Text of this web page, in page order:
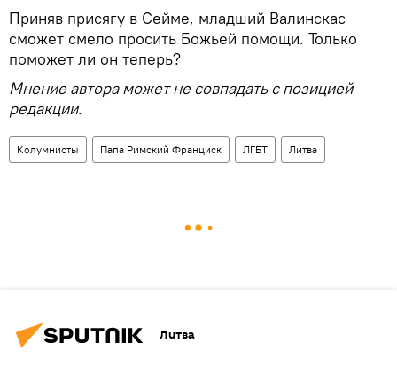
Приняв присягу в Сейме, младший Валинскас
сможет смело просить Божьей помощи. Только
поможет ли он теперь?
Мнение автора может не совпадать с позицией
редакции.
Колумнисты Папа Римский Франциск ЛГБТ Литва
Литва